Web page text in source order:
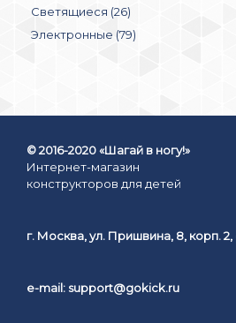
Светящиеся (26)
Электронные (79)
© 2016-2020 «Шагай в ногу!»
Интернет-магазин
конструкторов для детей
г. Москва, ул. Пришвина, 8, корп. 2,
e-mail: support@gokick.ru